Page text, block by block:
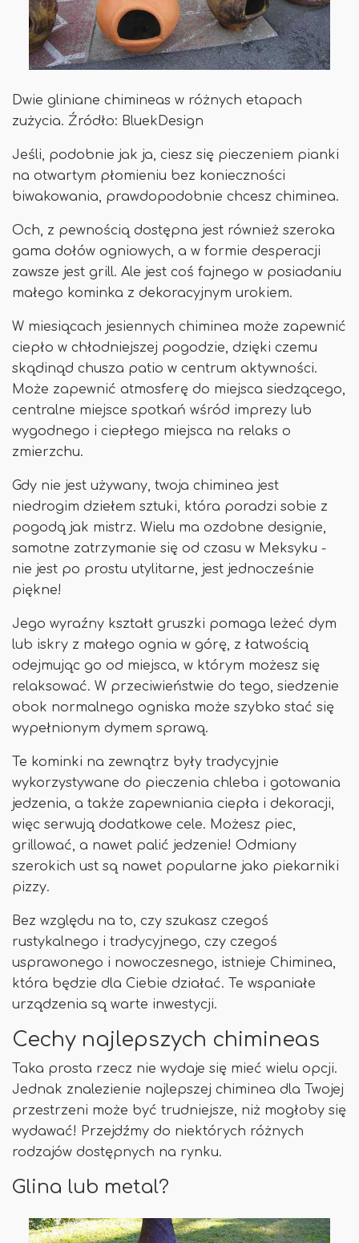
Dwie gliniane chimineas w różnych etapach
zużycia. Źródło: BluekDesign
Jeśli, podobnie jak ja, ciesz się pieczeniem pianki
na otwartym płomieniu bez konieczności
biwakowania, prawdopodobnie chcesz chiminea.
Och, z pewnością dostępna jest również szeroka
gama dołów ogniowych, a w formie desperacji
zawsze jest grill. Ale jest coś fajnego w posiadaniu
małego kominka z dekoracyjnym urokiem.
W miesiącach jesiennych chiminea może zapewnić
ciepło w chłodniejszej pogodzie, dzięki czemu
skądinąd chusza patio w centrum aktywności.
Może zapewnić atmosferę do miejsca siedzącego,
centralne miejsce spotkań wśród imprezy lub
wygodnego i ciepłego miejsca na relaks o
zmierzchu.
Gdy nie jest używany, twoja chiminea jest
niedrogim dziełem sztuki, która poradzi sobie z
pogodą jak mistrz. Wielu ma ozdobne designie,
samotne zatrzymanie się od czasu w Meksyku -
nie jest po prostu utylitarne, jest jednocześnie
piękne!
Jego wyraźny kształt gruszki pomaga leżeć dym
lub iskry z małego ognia w górę, z łatwością
odejmując go od miejsca, w którym możesz się
relaksować. W przeciwieństwie do tego, siedzenie
obok normalnego ogniska może szybko stać się
wypełnionym dymem sprawą.
Te kominki na zewnątrz były tradycyjnie
wykorzystywane do pieczenia chleba i gotowania
jedzenia, a także zapewniania ciepła i dekoracji,
więc serwują dodatkowe cele. Możesz piec,
grillować, a nawet palić jedzenie! Odmiany
szerokich ust są nawet popularne jako piekarniki
pizzy.
Bez względu na to, czy szukasz czegoś
rustykalnego i tradycyjnego, czy czegoś
usprawonego i nowoczesnego, istnieje Chiminea,
która będzie dla Ciebie działać. Te wspaniałe
urządzenia są warte inwestycji.
Cechy najlepszych chimineas
Taka prosta rzecz nie wydaje się mieć wielu opcji.
Jednak znalezienie najlepszej chiminea dla Twojej
przestrzeni może być trudniejsze, niż mogłoby się
wydawać! Przejdźmy do niektórych różnych
rodzajów dostępnych na rynku.
Glina lub metal?